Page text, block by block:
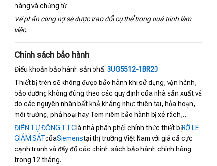
hàng và chứng từ
Về phần công nợ sẽ được trao đổi cụ thể trong quá trình làm
việc.
Chính sách bảo hành
Điều khoản bảo hành sản phẩ: 3UG5512-1BR20
Thiết bị trên sẽ không được bảo hành khi sử dụng, vận hành,
bảo dưỡng không đúng theo các quy định của nhà sản xuất và
do các nguyên nhân bất khả kháng như: thiên tai, hỏa hoạn,
môi trường, phá hoại hay Tem niêm bảo hành bị xé rách,…
ĐIỆN TỰ ĐỘNG TTC là nhà phân phối chính thức thiết bịRỜ LE
GIÁM SÁTcủaSiemenstại thị trường Việt Nam với giá cả cực
cạnh tranh và đầy đủ các chính sách bảo hành chính hãng
trong 12 tháng.